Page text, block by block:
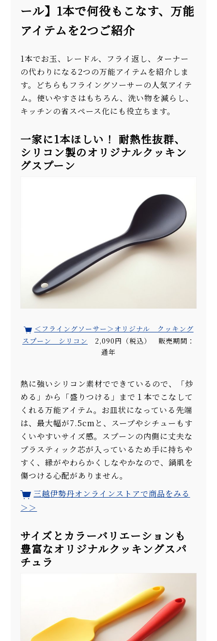
ール】1本で何役もこなす、万能
アイテムを2つご紹介
1本でお玉、レードル、フライ返し、ターナー
の代わりになる2つの万能アイテムを紹介しま
す。どちらもフライングソーサーの人気アイテ
ム。使いやすさはもちろん、洗い物を減らし、
キッチンの省スペース化にも役立ちます。
一家に1本ほしい！ 耐熱性抜群、
シリコン製のオリジナルクッキン
グスプーン
＜フライングソーサー＞オリジナル クッキング
スプーン シリコン 2,090円（税込） 販売期間：
通年
熱に強いシリコン素材でできているので、「炒
める」から「盛りつける」まで１本でこなして
くれる万能アイテム。お皿状になっている先端
は、最大幅が7.5cmと、スープやシチューもす
くいやすいサイズ感。スプーンの内側に丈夫な
プラスティック芯が入っているため手に持ちや
すく、縁がやわらかくしなやかなので、鍋肌を
傷つける心配がありません。
三越伊勢丹オンラインストアで商品をみる
＞＞
サイズとカラーバリエーションも
豊富なオリジナルクッキングスパ
チュラ